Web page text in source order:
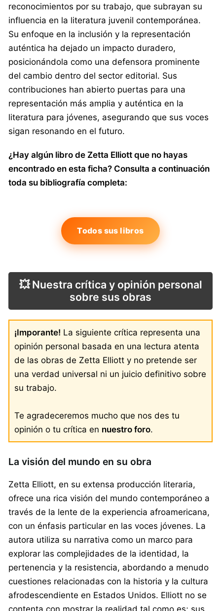
reconocimientos por su trabajo, que subrayan su
influencia en la literatura juvenil contemporánea.
Su enfoque en la inclusión y la representación
auténtica ha dejado un impacto duradero,
posicionándola como una defensora prominente
del cambio dentro del sector editorial. Sus
contribuciones han abierto puertas para una
representación más amplia y auténtica en la
literatura para jóvenes, asegurando que sus voces
sigan resonando en el futuro.
¿Hay algún libro de Zetta Elliott que no hayas
encontrado en esta ficha? Consulta a continuación
toda su bibliografía completa:
Todos sus libros
💥 Nuestra crítica y opinión personal
sobre sus obras
¡Imporante! La siguiente crítica representa una
opinión personal basada en una lectura atenta
de las obras de Zetta Elliott y no pretende ser
una verdad universal ni un juicio definitivo sobre
su trabajo.
Te agradeceremos mucho que nos des tu
opinión o tu crítica en nuestro foro.
La visión del mundo en su obra
Zetta Elliott, en su extensa producción literaria,
ofrece una rica visión del mundo contemporáneo a
través de la lente de la experiencia afroamericana,
con un énfasis particular en las voces jóvenes. La
autora utiliza su narrativa como un marco para
explorar las complejidades de la identidad, la
pertenencia y la resistencia, abordando a menudo
cuestiones relacionadas con la historia y la cultura
afrodescendiente en Estados Unidos. Elliott no se
contenta con mostrar la realidad tal como es; sus